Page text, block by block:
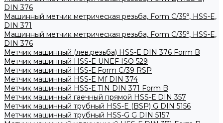
DIN 376
Машинный метчик метрическая резьба, Form С/35°, HSS-E,
DIN 371
Машинный метчик метрическая резьба, Form С/35°, HSS-E,
DIN 376
Метчик машинный (лев.резьба) HSS-Е DIN 376 Form B
Метчик машинный HSS-E UNEF ISO 529
Метчик машинный HSS-Е Form C/39 RSP
Метчик машинный HSS-Е Mf DIN 374
Метчик машинный HSS-Е TIN DIN 371 Form B
Метчик машинный гаечный прямой HSS-Е DIN 357
Метчик машинный трубный HSS-E (BSP) G DIN 5156
Метчик машинный трубный HSS-G G DIN 5157